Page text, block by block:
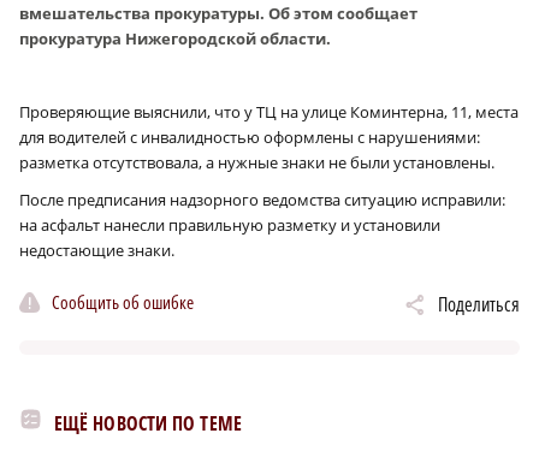
вмешательства прокуратуры. Об этом сообщает
прокуратура Нижегородской области.
Проверяющие выяснили, что у ТЦ на улице Коминтерна, 11, места
для водителей с инвалидностью оформлены с нарушениями:
разметка отсутствовала, а нужные знаки не были установлены.
После предписания надзорного ведомства ситуацию исправили:
на асфальт нанесли правильную разметку и установили
недостающие знаки.
Сообщить об ошибке Поделиться
ЕЩЁ НОВОСТИ ПО ТЕМЕ